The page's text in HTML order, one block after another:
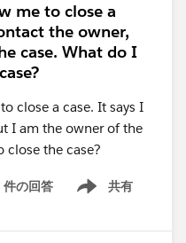
me to close a
the owner,
case. What do I
close a case. It says I
I am the owner of the
the case?
件の回答 共有
Show menu